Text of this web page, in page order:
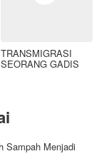
TRANSMIGRASI
SEORANG GADIS
Sampah Menjadi